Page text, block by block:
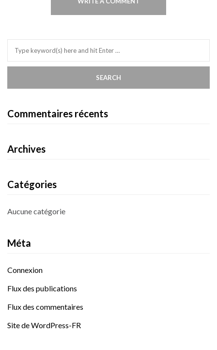
Commentaires récents
Archives
Catégories
Aucune catégorie
Méta
Connexion
Flux des publications
Flux des commentaires
Site de WordPress-FR